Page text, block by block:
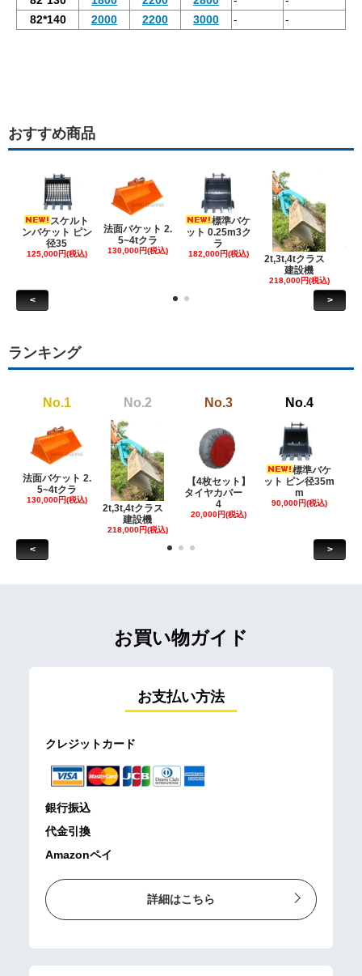
82*140
2000 2200 3000 - -
おすすめ商品
スケルト
ンバケット ピン
径35
125,000円(税込)
法面バケット 2.
5~4tクラ
130,000円(税込)
標準バケ
ット 0.25m3ク
ラ
182,000円(税込)
2t,3t,4tクラス
建設機
218,000円(税込)
< >
ランキング
No.1
法面バケット 2.
5~4tクラ
130,000円(税込)
No.2
2t,3t,4tクラス
建設機
218,000円(税込)
No.3
【4枚セット】
タイヤカバー
4
20,000円(税込)
No.4
標準バケ
ット ピン径35m
m
90,000円(税込)
< >
お買い物ガイド
お支払い方法
クレジットカード
銀行振込
代金引換
Amazonペイ
詳細はこちら